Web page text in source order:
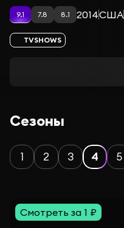
9.1 7.8 8.1 2014США
TVSHOWS
Сезоны
1 2 3 4 5
Смотреть за 1 ₽